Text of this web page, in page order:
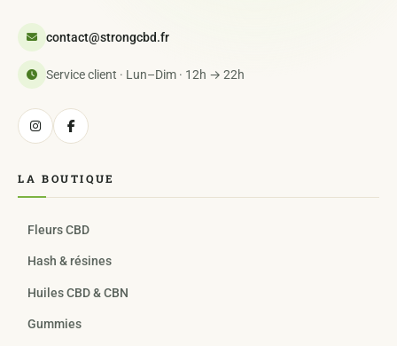
contact@strongcbd.fr
Service client · Lun–Dim · 12h → 22h
LA BOUTIQUE
Fleurs CBD
Hash & résines
Huiles CBD & CBN
Gummies